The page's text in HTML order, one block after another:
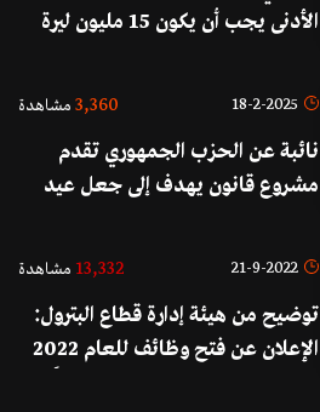
الأدنى يجب أن يكون 15 مليون ليرة
الأساسية
18-2-2025
3,360 مشاهدة
نائبة عن الحزب الجمهوري تقدم
مشروع قانون يهدف إلى جعل عيد
21-9-2022
13,332 مشاهدة
توضيح من هيئة إدارة قطاع البترول:
الإعلان عن فتح وظائف للعام 2022